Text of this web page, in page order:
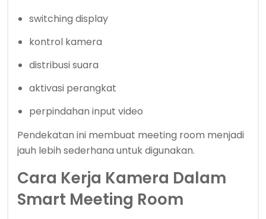
switching display
kontrol kamera
distribusi suara
aktivasi perangkat
perpindahan input video
Pendekatan ini membuat meeting room menjadi
jauh lebih sederhana untuk digunakan.
Cara Kerja Kamera Dalam
Smart Meeting Room